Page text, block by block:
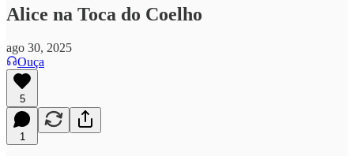
Alice na Toca do Coelho
ago 30, 2025
Ouça
5
1